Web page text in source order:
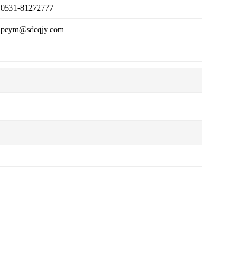
0531-81272777
peym@sdcqjy.com